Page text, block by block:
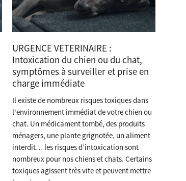
URGENCE VETERINAIRE :
Intoxication du chien ou du chat,
symptômes à surveiller et prise en
charge immédiate
Il existe de nombreux risques toxiques dans
l'environnement immédiat de votre chien ou
chat. Un médicament tombé, des produits
ménagers, une plante grignotée, un aliment
interdit… les risques d’intoxication sont
nombreux pour nos chiens et chats. Certains
toxiques agissent très vite et peuvent mettre